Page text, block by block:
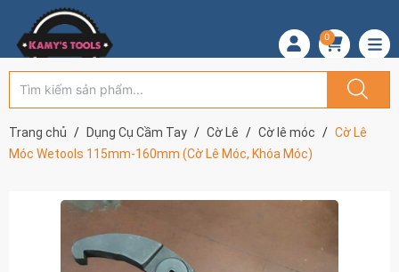
0
Trang chủ Dụng Cụ Cầm Tay Cờ Lê Cờ lê móc
Cờ Lê
Móc Wetools 115mm-160mm (Cờ Lê Móc, Khóa Móc)